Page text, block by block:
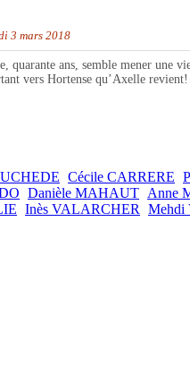
3 mars 2018
ans, semble mener une
vers Hortense qu’Axelle
Cécile CARRERE
Danièle MAHAUT Anne
Inès VALARCHER Mehdi